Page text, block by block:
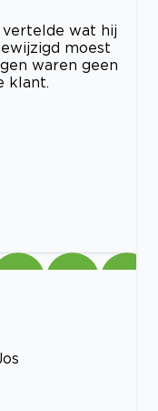
vertelde wat hij
moest
waren geen
klant.